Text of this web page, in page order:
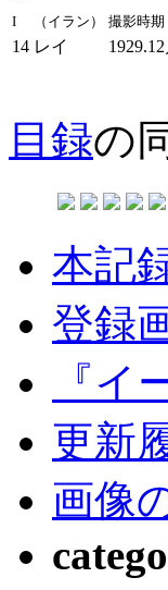
I （イラン） 撮影時期
14 レイ 1929.12
目録の
本記
登録
『
更新
画像